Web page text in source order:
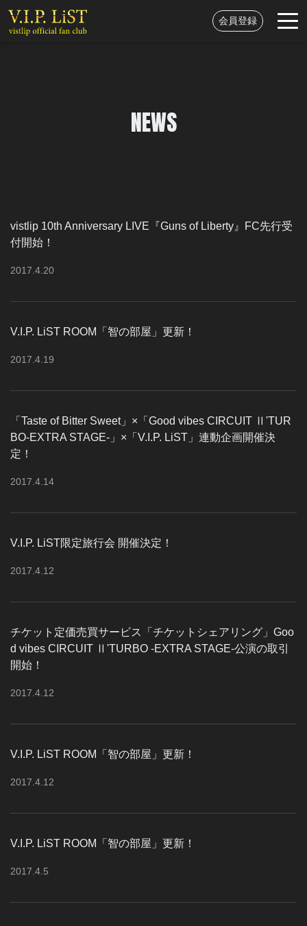
会員登録
NEWS
vistlip 10th Anniversary LIVE『Guns of Liberty』FC先行受
付開始！
2017 4 20
V.I.P. LiST ROOM「智の部屋」更新！
2017 4 19
「Taste of Bitter Sweet」×「Good vibes CIRCUIT Ⅱ'TUR
BO-EXTRA STAGE-」×「V.I.P. LiST」連動企画開催決
定！
2017 4 14
V.I.P. LiST限定旅行会 開催決定！
2017 4 12
チケット定価売買サービス「チケットシェアリング」Goo
d vibes CIRCUIT Ⅱ'TURBO -EXTRA STAGE-公演の取引
開始！
2017 4 12
V.I.P. LiST ROOM「智の部屋」更新！
2017 4 12
V.I.P. LiST ROOM「智の部屋」更新！
2017 4 5